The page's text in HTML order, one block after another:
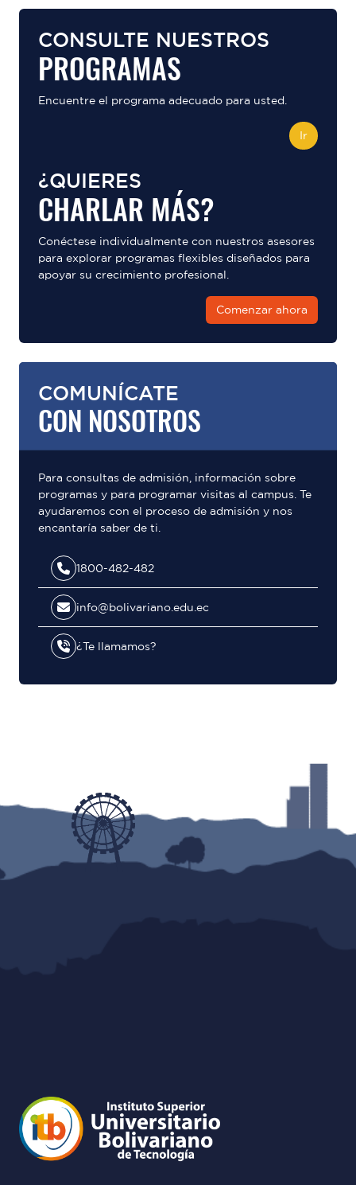
CONSULTE NUESTROS
PROGRAMAS
Encuentre el programa adecuado para usted.
Ir
¿QUIERES
CHARLAR MÁS?
Conéctese individualmente con nuestros asesores
para explorar programas flexibles diseñados para
apoyar su crecimiento profesional.
Comenzar ahora
COMUNÍCATE
CON NOSOTROS
Para consultas de admisión, información sobre
programas y para programar visitas al campus. Te
ayudaremos con el proceso de admisión y nos
encantaría saber de ti.
1800-482-482
info@bolivariano.edu.ec
¿Te llamamos?